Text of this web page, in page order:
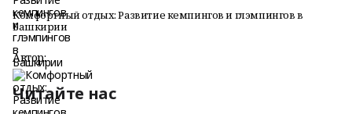
Комфортный отдых: Развитие кемпингов и глэмпингов в
Башкирии
Автор:
Читайте нас